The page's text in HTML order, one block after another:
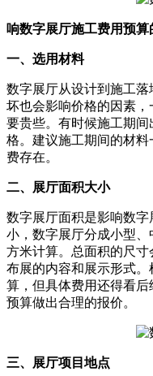
响数字展厅施工费用预算
一、选用材料
数字展厅从设计到施工
坏也会影响价格的因素
要贵些。有时候施工期
格。建议施工期间的材
费存在。
二、展厅面积大小
数字展厅面积是影响数
小，数字展厅分成小型
方米计算。总面积的尺
布展的内容和展示形式
算，但具体费用还得看
预算做出合理的报价。
三、展厅项目地点